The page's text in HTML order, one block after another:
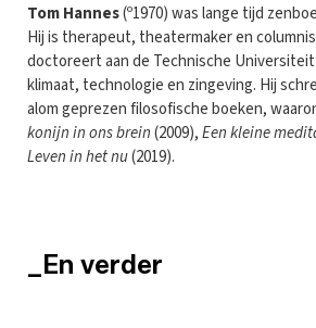
Tom Hannes(º1970) was lange tijd
Hij is therapeut, theatermaker en
doctoreert aan de Technische
klimaat, technologie en zingeving. Hij
alom geprezen filosofische boeken,
konijn in ons brein(2009),Een kleine
Leven in het nu(2019).
_En verder